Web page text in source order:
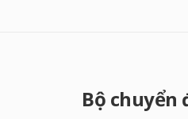
Bộ chuyển